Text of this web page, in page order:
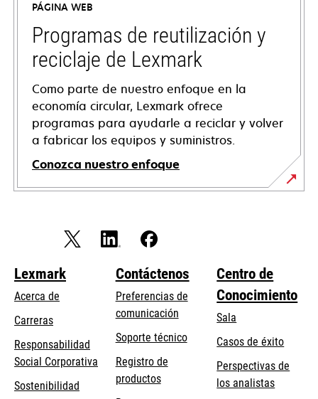
una
pestaña
nueva
PÁGINA WEB
Programas de reutilización y
reciclaje de Lexmark
Como parte de nuestro enfoque en la
economía circular, Lexmark ofrece
programas para ayudarle a reciclar y volver
a fabricar los equipos y suministros.
Conozca nuestro enfoque
Lexmark
Acerca de
Carreras
Responsabilidad
Social Corporativa
abre
Sostenibilidad
Contáctenos
Preferencias de
comunicación
Soporte técnicose
Registro de
productos
Centro de
Conocimiento
Sala
Casos de éxito
Perspectivas de
los analistas